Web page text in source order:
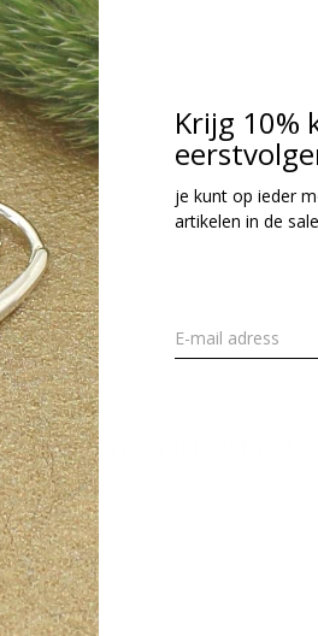
Krijg 10%
je kunt op ieder
artikelen in de sale
Seen 1 of
voor onze nieuwsbrief
aanbiedingen en promoties